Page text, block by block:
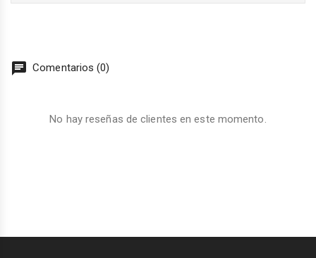
chat Comentarios (0)
No hay reseñas de clientes en este momento.